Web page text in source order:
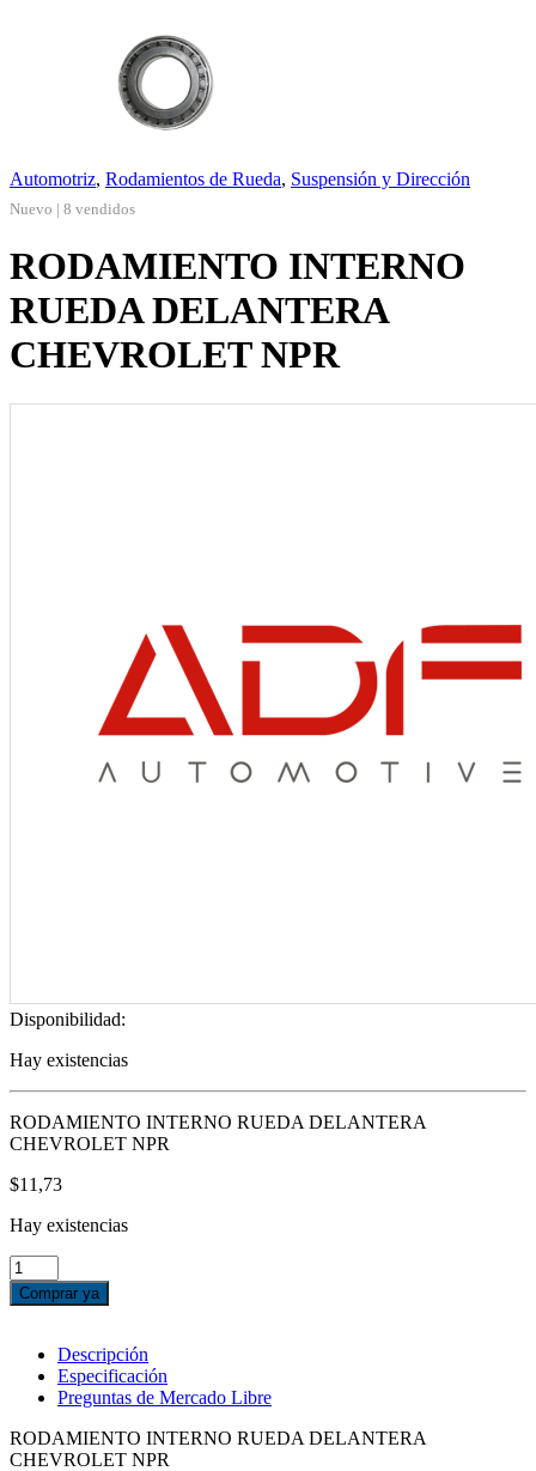
Automotriz, Rodamientos de Rueda, Suspensión y Dirección
Nuevo | 8 vendidos
RODAMIENTO INTERNO
RUEDA DELANTERA
CHEVROLET NPR
Disponibilidad:
Hay existencias
RODAMIENTO INTERNO RUEDA DELANTERA
CHEVROLET NPR
$11,73
Hay existencias
RODAMIENTO
INTERNO
RUEDA
CHEVROLET
NPR
cantidad
Comprar ya
Descripción
Especificación
Preguntas de Mercado Libre
RODAMIENTO INTERNO RUEDA DELANTERA
CHEVROLET NPR